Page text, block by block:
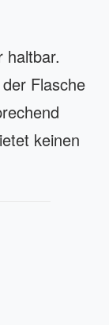
haltbar.
Flasche
keinen